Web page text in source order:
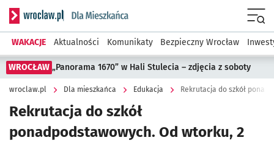
Serwis informacyjny wroclaw.pl podserwis: Dla mieszkańca
WAKACJE Aktualności Komunikaty Bezpieczny Wrocław
WROCŁAW „Panorama 1670” w Hali Stulecia – zdjęcia z soboty
wroclaw.pl Dla mieszkańca Edukacja
Rekrutacja do szkół
ponadpodstawowych. Od wtorku, 2